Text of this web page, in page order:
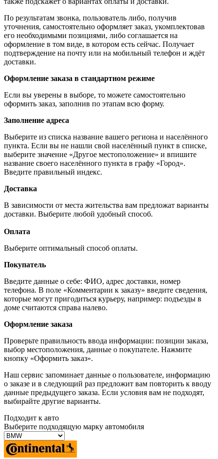
По результатам звонка, пользователь либо, получив
уточнения, самостоятельно оформляет заказ, укомплектовав
его необходимыми позициями, либо соглашается на
оформление в том виде, в котором есть сейчас. Получает
подтверждение на почту или на мобильный телефон и ждёт
доставки.
Оформление заказа в стандартном режиме
Если вы уверены в выборе, то можете самостоятельно
оформить заказ, заполнив по этапам всю форму.
Заполнение адреса
Выберите из списка название вашего региона и населённого
пункта. Если вы не нашли свой населённый пункт в списке,
выберите значение «Другое местоположение» и впишите
название своего населённого пункта в графу «Город».
Введите правильный индекс.
Доставка
В зависимости от места жительства вам предложат варианты
доставки. Выберите любой удобный способ.
Оплата
Выберите оптимальный способ оплаты.
Покупатель
Введите данные о себе: ФИО, адрес доставки, номер
телефона. В поле «Комментарии к заказу» введите сведения,
которые могут пригодиться курьеру, например: подъезды в
доме считаются справа налево.
Оформление заказа
Проверьте правильность ввода информации: позиции заказа,
выбор местоположения, данные о покупателе. Нажмите
кнопку «Оформить заказ».
Наш сервис запоминает данные о пользователе, информацию
о заказе и в следующий раз предложит вам повторить к вводу
данные предыдущего заказа. Если условия вам не подходят,
выбирайте другие варианты.
Подходит к авто
Выберите подходящую марку автомобиля